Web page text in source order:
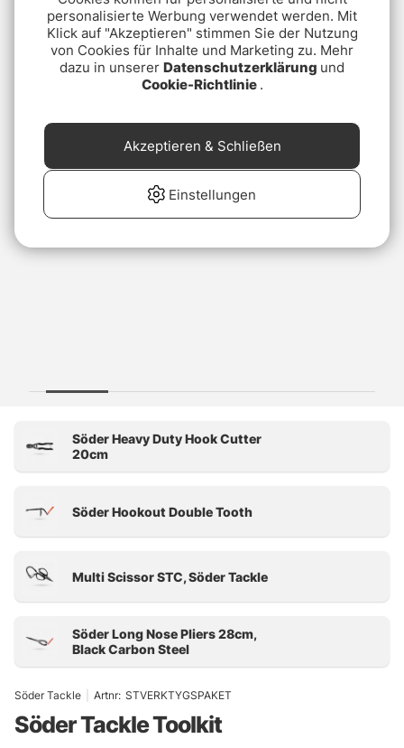
Söder Tackle Artnr: STVERKTYGSPAKET
Söder Tackle Toolkit
personalisierte Werbung verwendet werden. Mit
Klick auf "Akzeptieren" stimmen Sie der Nutzung
von Cookies für Inhalte und Marketing zu. Mehr
dazu in unserer Datenschutzerklärung und
Cookie-Richtlinie .
Einstellungen
Akzeptieren & Schließen